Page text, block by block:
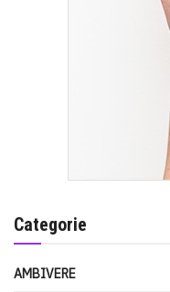
Categorie
AMBIVERE